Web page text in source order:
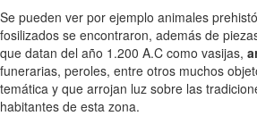
Se pueden ver por ejemplo animales
fosilizados se encontraron, además de
que datan del año 1.200 A.C como vasijas,
funerarias, peroles, entre otros muchos
temática y que arrojan luz sobre las
habitantes de esta zona.